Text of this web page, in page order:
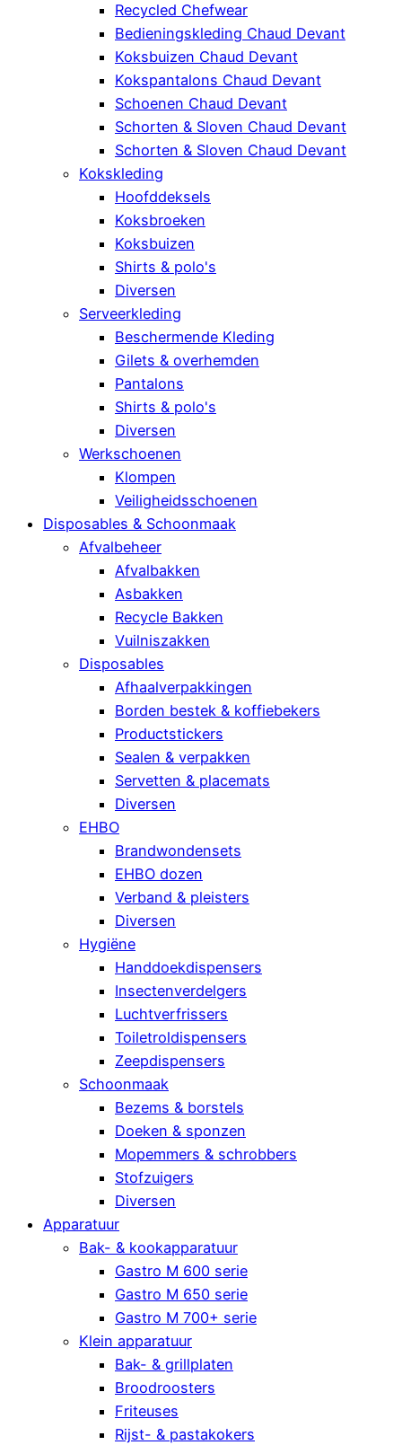
Recycled Chefwear
Bedieningskleding Chaud Devant
Koksbuizen Chaud Devant
Kokspantalons Chaud Devant
Schoenen Chaud Devant
Schorten & Sloven Chaud Devant
Schorten & Sloven Chaud Devant
Kokskleding
Hoofddeksels
Koksbroeken
Koksbuizen
Shirts & polo's
Diversen
Serveerkleding
Beschermende Kleding
Gilets & overhemden
Pantalons
Shirts & polo's
Diversen
Werkschoenen
Klompen
Veiligheidsschoenen
Disposables & Schoonmaak
Afvalbeheer
Afvalbakken
Asbakken
Recycle Bakken
Vuilniszakken
Disposables
Afhaalverpakkingen
Borden bestek & koffiebekers
Productstickers
Sealen & verpakken
Servetten & placemats
Diversen
EHBO
Brandwondensets
EHBO dozen
Verband & pleisters
Diversen
Hygiëne
Handdoekdispensers
Insectenverdelgers
Luchtverfrissers
Toiletroldispensers
Zeepdispensers
Schoonmaak
Bezems & borstels
Doeken & sponzen
Mopemmers & schrobbers
Stofzuigers
Diversen
Apparatuur
Bak- & kookapparatuur
Gastro M 600 serie
Gastro M 650 serie
Gastro M 700+ serie
Klein apparatuur
Bak- & grillplaten
Broodroosters
Friteuses
Rijst- & pastakokers